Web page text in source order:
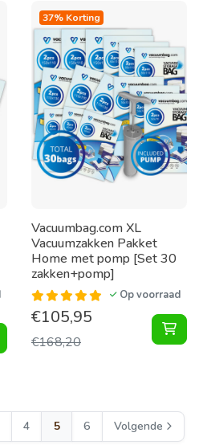
voor Tuinkussens
37% Korting
Vacuumbag.com XL
Vacuumzakken Pakket
Home met pomp [Set 30
zakken+pomp]
Op voorraad
€105,95
€168,20
XL
4 5 6 Volgende